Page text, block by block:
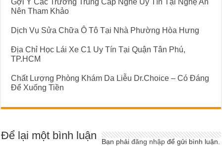
Nên Tham Khảo
Dịch Vụ Sửa Chữa Ô Tô Tại Nhà Phường Hòa Hưng
Địa Chỉ Học Lái Xe C1 Uy Tín Tại Quận Tân Phú,
TP.HCM
Chất Lượng Phòng Khám Da Liễu Dr.Choice – Có Đáng
Để Xuống Tiền
Để lại một bình luận Bạn phảiđăng nhập để gửi bình luận.